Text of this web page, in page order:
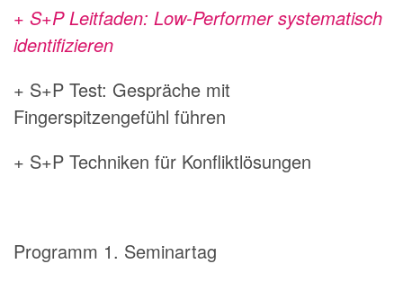
+ S+P Leitfaden: Low-Performer systematisch
identifizieren
+ S+P Test: Gespräche mit
Fingerspitzengefühl führen
+ S+P Techniken für Konfliktlösungen
Programm 1. Seminartag